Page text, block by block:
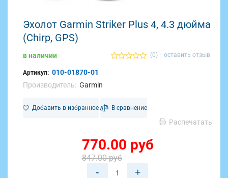
Эхолот Garmin Striker Plus 4, 4.3 дюйма
(Chirp, GPS)
в наличии (0) оставить отзыв
Артикул: 010-01870-01
Производитель: Garmin
Добавить в избранное В сравнение
Распечатать
770.00 руб
847.00 руб
- +